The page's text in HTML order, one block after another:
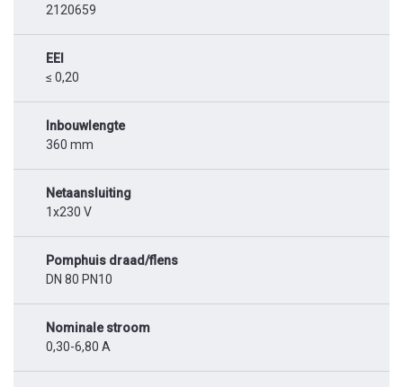
2120659
EEI
≤ 0,20
Inbouwlengte
360 mm
Netaansluiting
1x230 V
Pomphuis draad/flens
DN 80 PN10
Nominale stroom
0,30-6,80 A